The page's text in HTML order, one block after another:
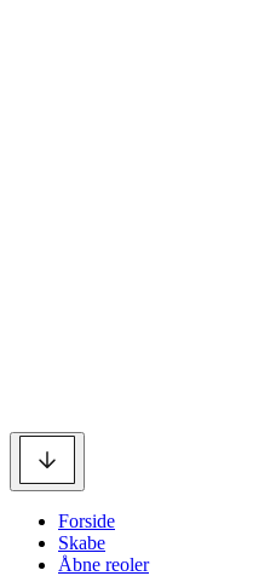
Forside
Skabe
Åbne reoler